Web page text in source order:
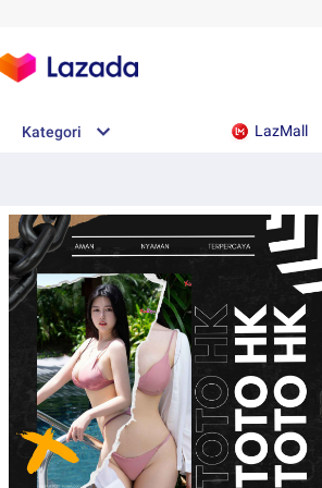
Kategori LazMall